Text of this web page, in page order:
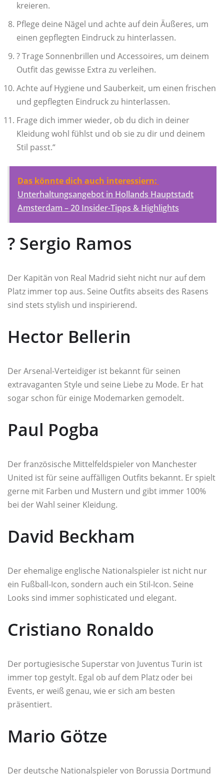
kreieren.
Pflege deine Nägel und achte auf dein Äußeres, um
einen gepflegten Eindruck zu hinterlassen.
?️ Trage Sonnenbrillen und Accessoires, um deinem
Outfit das gewisse Extra zu verleihen.
Achte auf Hygiene und Sauberkeit, um einen frischen
und gepflegten Eindruck zu hinterlassen.
Frage dich immer wieder, ob du dich in deiner
Kleidung wohl fühlst und ob sie zu dir und deinem
Stil passt.“
Das könnte dich auch interessiern:
Unterhaltungsangebot in Hollands Hauptstadt
Amsterdam – 20 Insider-Tipps & Highlights
?️ Sergio Ramos
Der Kapitän von Real Madrid sieht nicht nur auf dem
Platz immer top aus. Seine Outfits abseits des Rasens
sind stets stylish und inspirierend.
Hector Bellerin
Der Arsenal-Verteidiger ist bekannt für seinen
extravaganten Style und seine Liebe zu Mode. Er hat
sogar schon für einige Modemarken gemodelt.
Paul Pogba
Der französische Mittelfeldspieler von Manchester
United ist für seine auffälligen Outfits bekannt. Er spielt
gerne mit Farben und Mustern und gibt immer 100%
bei der Wahl seiner Kleidung.
David Beckham
Der ehemalige englische Nationalspieler ist nicht nur
ein Fußball-Icon, sondern auch ein Stil-Icon. Seine
Looks sind immer sophisticated und elegant.
Cristiano Ronaldo
Der portugiesische Superstar von Juventus Turin ist
immer top gestylt. Egal ob auf dem Platz oder bei
Events, er weiß genau, wie er sich am besten
präsentiert.
Mario Götze
Der deutsche Nationalspieler von Borussia Dortmund